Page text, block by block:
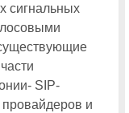
поток
на Cisco Connect 2015
о новинках,
операторов связи
сигнальных
части
SIP-
провайдеров и